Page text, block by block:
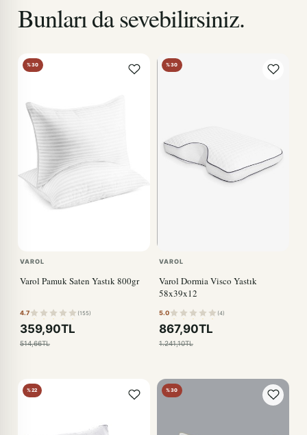
Bunları da sevebilirsiniz.
%30
VAROL
Varol Pamuk Saten Yastık 800gr
4.7 (155)
359,90TL
514,66TL
%30
VAROL
Varol Dormia Visco Yastık
58x39x12
5.0 (4)
867,90TL
1.241,10TL
%22 %30